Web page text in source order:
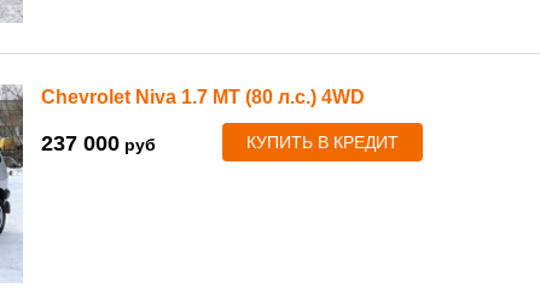
Chevrolet Niva 1.7 MT (80 л.с.) 4WD
237 000 руб КУПИТЬ В КРЕДИТ